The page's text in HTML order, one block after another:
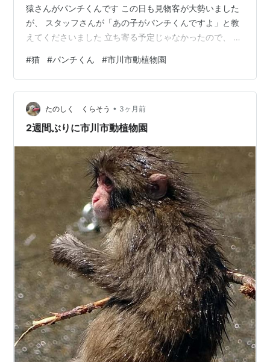
猿さんがパンチくんです この日も見物客が大勢いました
が、 スタッフさんが「あの子がパンチくんですよ」と教
えてくださいました 立ち寄る予定じゃなかったので、 望
して、お友達と仲良く遊んでいるパンチくんの様子に と
っても癒されました でも、この日は… サル山の柵を超え
て外国人が侵入するという、とんでもない事件が発生し
ました 私が行った時には 犯人は既に逮捕されていました
が、 警察官がまだ何人も残っていて物々しい雰囲気で、
#猫 #パンチくん #市川市動植物園
たのしく くらそう • 3ヶ月前
2週間ぶりに市川市動植物園